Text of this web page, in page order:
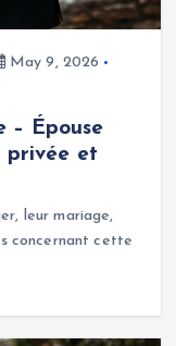
May 9, 2026
– Épouse
privée et
leur mariage,
concernant cette